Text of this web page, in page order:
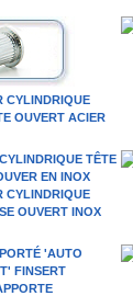
CYLINDRIQUE
OUVERT ACIER
CYLINDRIQUE
OUVERT INOX